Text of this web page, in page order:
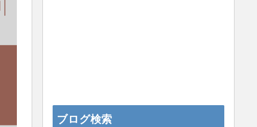
ブログ検索